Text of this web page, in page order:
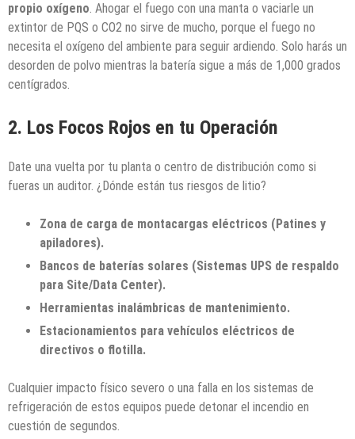
propio oxígeno. Ahogar el fuego con una manta o vaciarle un
extintor de PQS o CO2 no sirve de mucho, porque el fuego no
necesita el oxígeno del ambiente para seguir ardiendo. Solo harás un
desorden de polvo mientras la batería sigue a más de 1,000 grados
centígrados.
2. Los Focos Rojos en tu Operación
Date una vuelta por tu planta o centro de distribución como si
fueras un auditor. ¿Dónde están tus riesgos de litio?
Zona de carga de montacargas eléctricos (Patines y
apiladores).
Bancos de baterías solares (Sistemas UPS de respaldo
para Site/Data Center).
Herramientas inalámbricas de mantenimiento.
Estacionamientos para vehículos eléctricos de
directivos o flotilla.
Cualquier impacto físico severo o una falla en los sistemas de
refrigeración de estos equipos puede detonar el incendio en
cuestión de segundos.